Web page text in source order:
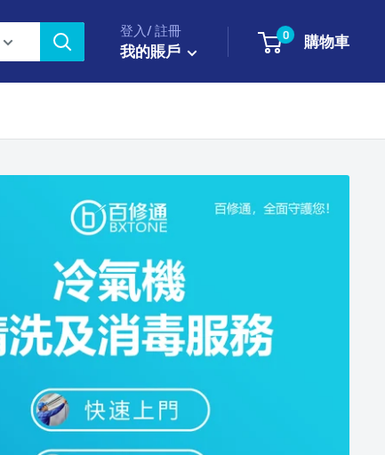
登入/ 註冊
我的賬戶
0 購物車